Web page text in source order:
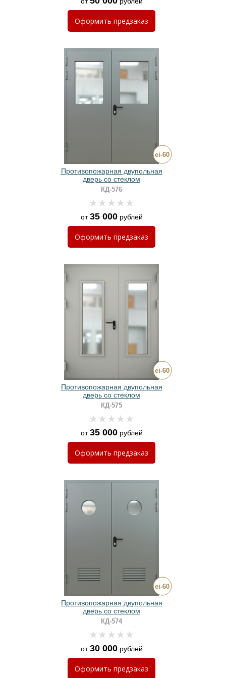
Оформить предзаказ
Противопожарная двупольная
дверь со стеклом
КД-576
от35 000рублей
Оформить предзаказ
Противопожарная двупольная
дверь со стеклом
КД-575
от35 000рублей
Оформить предзаказ
Противопожарная двупольная
дверь со стеклом
КД-574
от30 000рублей
Оформить предзаказ